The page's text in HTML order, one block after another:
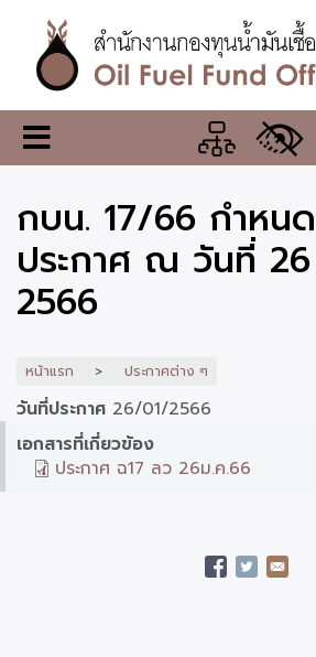
เนื้อหา
หลักสำนักงาน
กองทุน
น้ำมัน
เชื้อ
เพลิง
เมนู
เปลี่ยน
แสดง
ผล
กบน. 17/66 กำหน
ประกาศ ณ วันที่
2566
หน้าแรก ประกาศต่าง ๆ
วันที่ประกาศ 26/01/2566
เอกสารที่เกี่ยวข้อง
ประกาศ ฉ17 ลว 26ม.ค.66